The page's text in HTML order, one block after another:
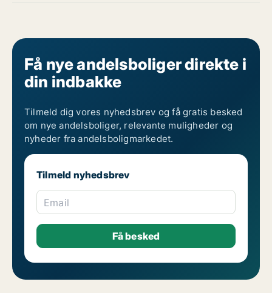
Få nye andelsboliger direkte i
din indbakke
Tilmeld dig vores nyhedsbrev og få gratis besked
om nye andelsboliger, relevante muligheder og
nyheder fra andelsboligmarkedet.
Tilmeld nyhedsbrev
Email